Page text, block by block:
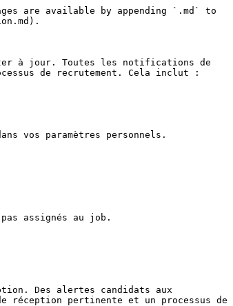
are available by appending `.md` to
à jour. Toutes les notifications de
de recrutement. Cela inclut :
vos paramètres personnels.
assignés au job.
Des alertes candidats aux
réception pertinente et un processus de